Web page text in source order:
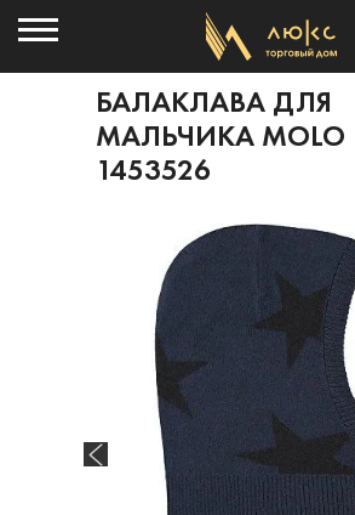
БАЛАКЛАВА ДЛЯ
МАЛЬЧИКА MOLO
1453526